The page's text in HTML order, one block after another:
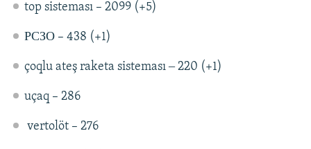
top sisteması – 2099 (+5)
РСЗО – 438 (+1)
çoqlu ateş raketa sisteması ‒ 220 (+1)
uçaq – 286
vertolöt – 276